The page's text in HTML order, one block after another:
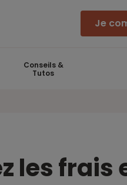
Je
Conseils &
Tutos
les frais